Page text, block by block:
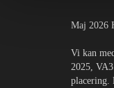
Maj 2026
Vi kan
2025,
placering.